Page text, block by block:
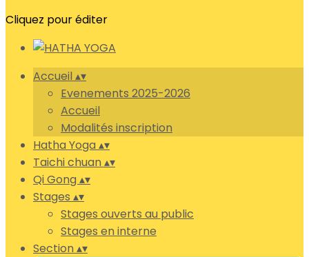
Cliquez pour éditer
Accueil ▴▾
Evenements 2025-2026
Accueil
Modalités inscription
Hatha Yoga▴▾
Taichi chuan▴▾
Qi Gong▴▾
Stages ▴▾
Stages ouverts au public
Stages en interne
Section▴▾